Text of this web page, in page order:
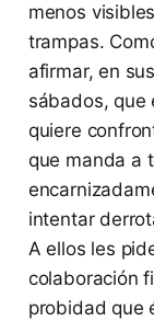
menos
trampas.
afirmar, en
sábados, que
quiere
que manda a
intentar
A ellos les
colaboración
probidad que